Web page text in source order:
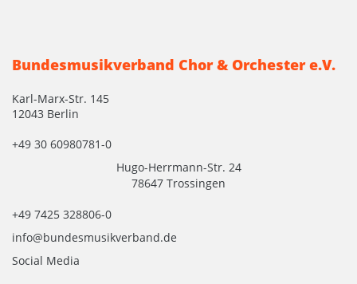
Bundesmusikverband Chor & Orchester e.V.
Karl-Marx-Str. 145
12043 Berlin
+49 30 60980781-0
Hugo-Herrmann-Str. 24
78647 Trossingen
+49 7425 328806-0
info@bundesmusikverband.de
Social Media